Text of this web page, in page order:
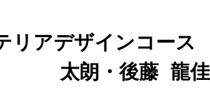
テリアデザインコー
太朗・後藤 龍佳